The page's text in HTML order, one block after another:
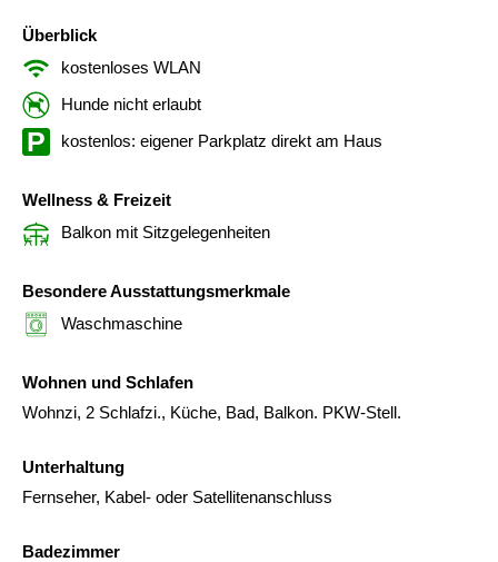
Überblick
kostenloses WLAN
Hunde nicht erlaubt
kostenlos: eigener Parkplatz direkt am Haus
Wellness & Freizeit
Balkon mit Sitzgelegenheiten
Besondere Ausstattungsmerkmale
Waschmaschine
Wohnen und Schlafen
Wohnzi, 2 Schlafzi., Küche, Bad, Balkon. PKW-Stell.
Unterhaltung
Fernseher, Kabel- oder Satellitenanschluss
Badezimmer